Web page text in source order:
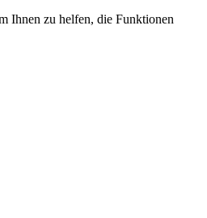
Ihnen zu helfen, die Funktionen